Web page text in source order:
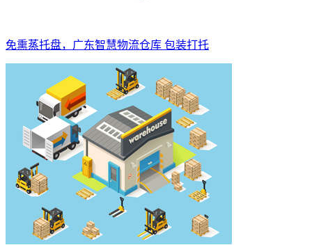
免熏蒸托盘，广东智慧物流仓库 包装打托